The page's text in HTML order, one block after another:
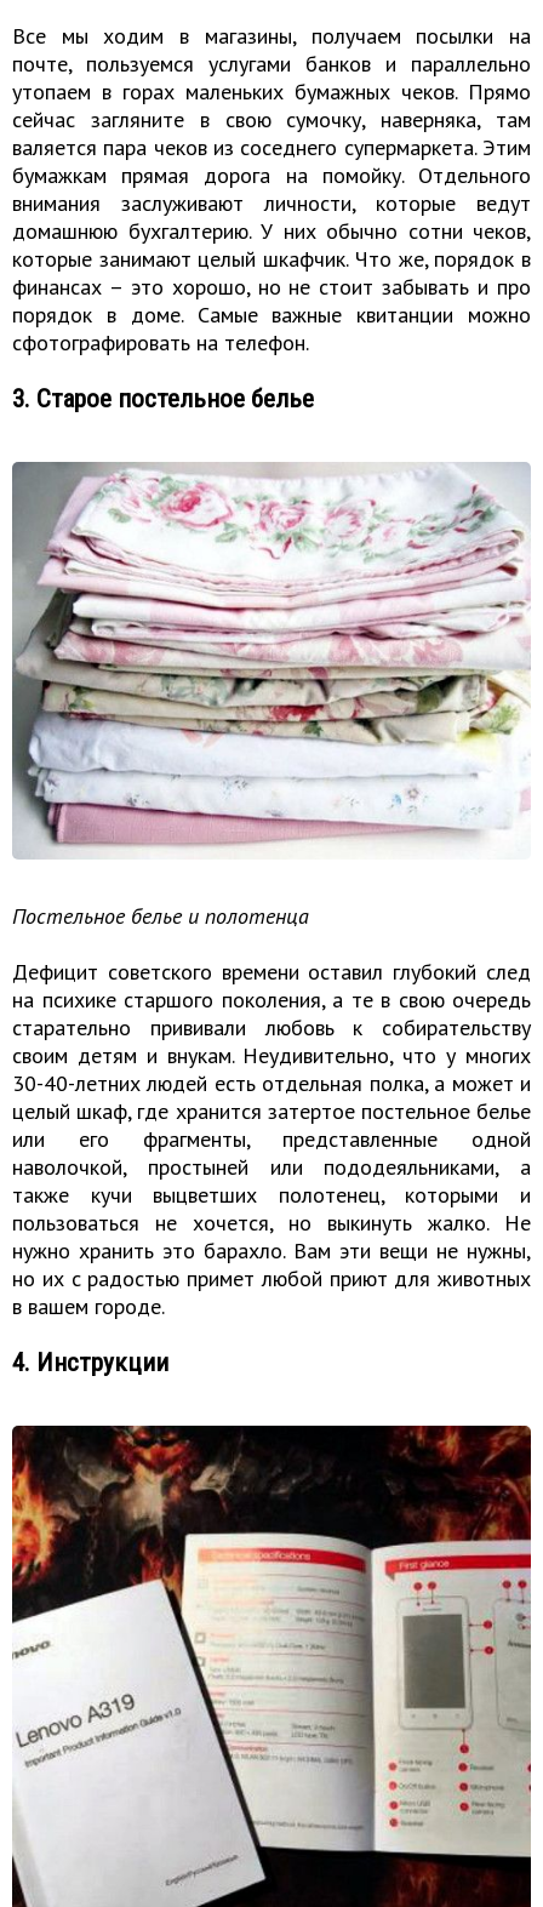
Все мы ходим в магазины, получаем посылки на
почте, пользуемся услугами банков и параллельно
утопаем в горах маленьких бумажных чеков. Прямо
сейчас загляните в свою сумочку, наверняка, там
валяется пара чеков из соседнего супермаркета. Этим
бумажкам прямая дорога на помойку. Отдельного
внимания заслуживают личности, которые ведут
домашнюю бухгалтерию. У них обычно сотни чеков,
которые занимают целый шкафчик. Что же, порядок в
финансах – это хорошо, но не стоит забывать и про
порядок в доме. Самые важные квитанции можно
сфотографировать на телефон.
3. Старое постельное белье
Постельное белье и полотенца
Дефицит советского времени оставил глубокий след
на психике старшого поколения, а те в свою очередь
старательно прививали любовь к собирательству
своим детям и внукам. Неудивительно, что у многих
30-40-летних людей есть отдельная полка, а может и
целый шкаф, где хранится затертое постельное белье
или его фрагменты, представленные одной
наволочкой, простыней или пододеяльниками, а
также кучи выцветших полотенец, которыми и
пользоваться не хочется, но выкинуть жалко. Не
нужно хранить это барахло. Вам эти вещи не нужны,
но их с радостью примет любой приют для животных
в вашем городе.
4. Инструкции